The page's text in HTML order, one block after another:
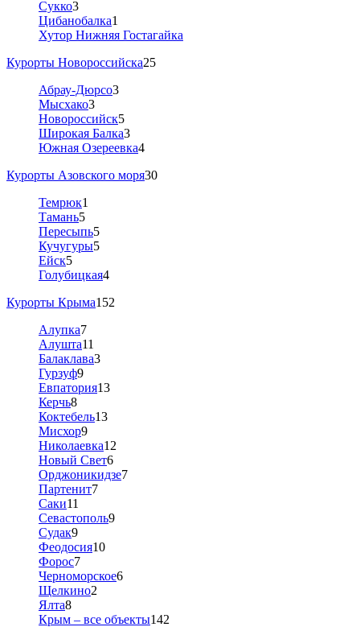
Сукко3
Цибанобалка1
Хутор Нижняя Гостагайка
Курорты Новороссийска25
Абрау-Дюрсо3
Мысхако3
Новороссийск5
Широкая Балка3
Южная Озереевка4
Курорты Азовского моря30
Темрюк1
Тамань5
Пересыпь5
Кучугуры5
Ейск5
Голубицкая4
Курорты Крыма152
Алупка7
Алушта11
Балаклава3
Гурзуф9
Евпатория13
Керчь8
Коктебель13
Мисхор9
Николаевка12
Новый Свет6
Орджоникидзе7
Партенит7
Саки11
Севастополь9
Судак9
Феодосия10
Форос7
Черноморское6
Щелкино2
Ялта8
Крым – все объекты142